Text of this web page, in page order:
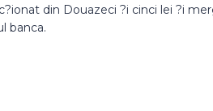
din Douazeci ?i cinci lei ?i
banca.